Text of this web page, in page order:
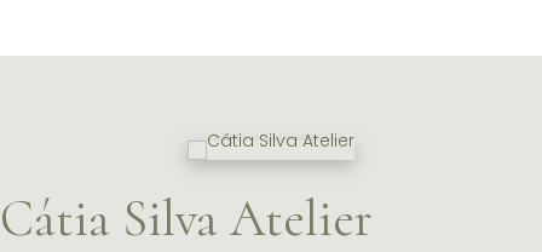
Cátia Silva Atelier